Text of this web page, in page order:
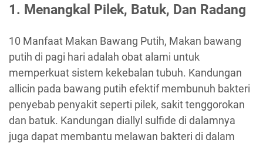
1. Menangkal Pilek, Batuk, Dan Radang
10 Manfaat Makan Bawang Putih, Makan bawang
putih di pagi hari adalah obat alami untuk
memperkuat sistem kekebalan tubuh. Kandungan
allicin pada bawang putih efektif membunuh bakteri
penyebab penyakit seperti pilek, sakit tenggorokan
dan batuk. Kandungan diallyl sulfide di dalamnya
juga dapat membantu melawan bakteri di dalam